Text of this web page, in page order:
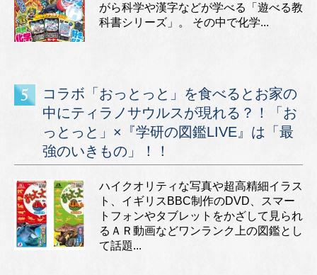
がら科学や漢字などが学べる「遊べる教
科書シリーズ」。 その中で化学...
コラボ「おっとっと」を食べるとお家の
中にティラノサウルスが現れる？！「お
っとっと」×『学研の図鑑LIVE』は「最
強のいきもの」！！
ハイクオリティな写真や超高精細イラス
ト、イギリスBBC制作のDVD、スマー
トフォンやタブレットをかざして見られ
るＡＲ動画などワンランク上の図鑑とし
て話題...